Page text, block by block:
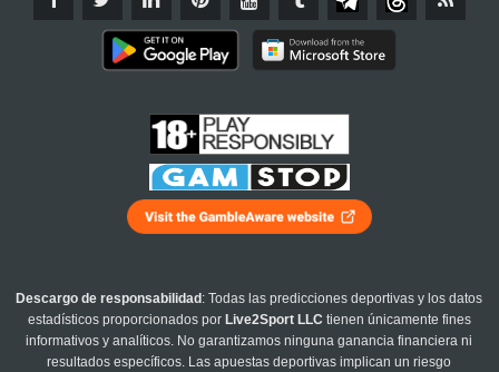
Descargo de responsabilidad : Todas las predicciones deportivas y los datos
estadísticos proporcionados por Live2Sport LLC tienen únicamente fines
informativos y analíticos. No garantizamos ninguna ganancia financiera ni
resultados específicos. Las apuestas deportivas implican un riesgo